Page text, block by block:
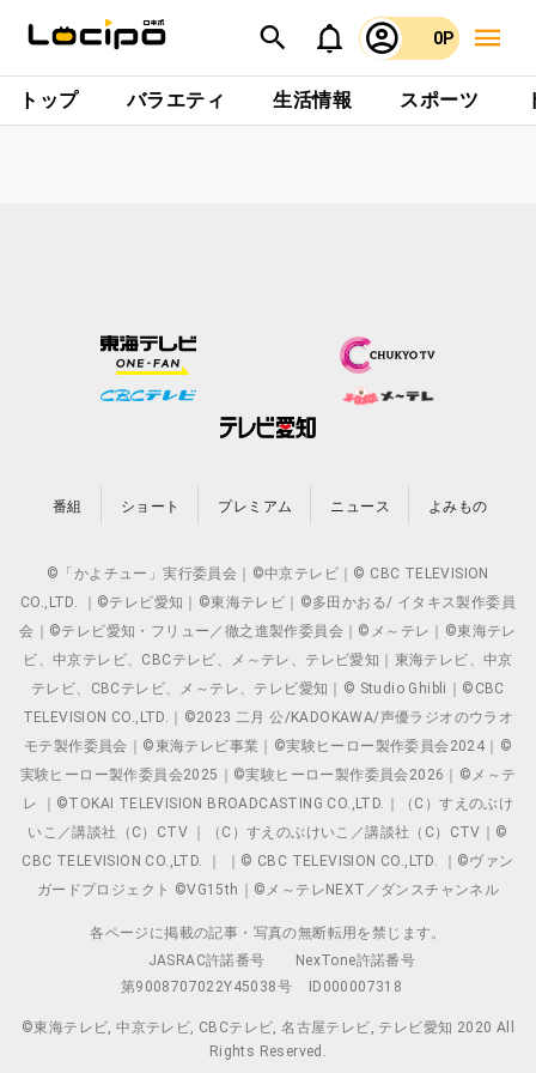
0P
トップ バラエティ 生活情報 スポーツ
番組 ショート プレミアム ニュース よみもの
©「かよチュー」実行委員会｜©中京テレビ｜© CBC TELEVISION
CO.,LTD. ｜©テレビ愛知｜©東海テレビ｜©多田かおる/ イタキス製作委員
会｜©テレビ愛知・フリュー／徹之進製作委員会｜©メ～テレ｜©東海テレ
ビ、中京テレビ、CBCテレビ、メ～テレ、テレビ愛知｜東海テレビ、中京
テレビ、CBCテレビ、メ～テレ、テレビ愛知｜© Studio Ghibli｜©CBC
TELEVISION CO.,LTD.｜©2023 二月 公/KADOKAWA/声優ラジオのウラオ
モテ製作委員会｜©東海テレビ事業｜©実験ヒーロー製作委員会2024｜©
実験ヒーロー製作委員会2025｜©実験ヒーロー製作委員会2026｜©メ～テ
レ ｜©TOKAI TELEVISION BROADCASTING CO.,LTD.｜（C）すえのぶけ
いこ／講談社（C）CTV ｜（C）すえのぶけいこ／講談社（C）CTV｜©
CBC TELEVISION CO.,LTD. ｜ ｜© CBC TELEVISION CO.,LTD. ｜©ヴァン
ガードプロジェクト ©VG15th｜©メ～テレNEXT／ダンスチャンネル
各ページに掲載の記事・写真の無断転用を禁じます。
JASRAC許諾番号
NexTone許諾番号
第9008707022Y45038号
ID000007318
©東海テレビ, 中京テレビ, CBCテレビ, 名古屋テレビ, テレビ愛知 2020 All
Rights Reserved.